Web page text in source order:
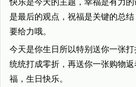
快乐是今天的主题，幸福是有力
是最后的观点，祝福是关键的总
要给力哦。
今天是你生日所以特别送你一张
统统打成零折，再送你一张购物
福，生日快乐。